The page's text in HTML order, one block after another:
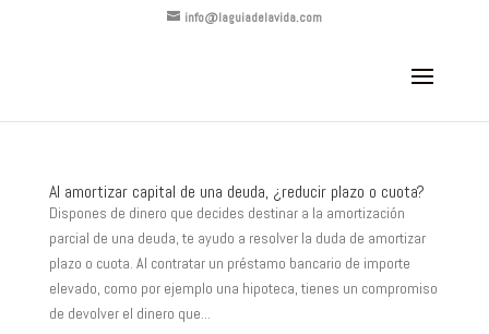
info@laguiadelavida.com
Al amortizar capital de una deuda, ¿reducir plazo o cuota?
Dispones de dinero que decides destinar a la amortización
parcial de una deuda, te ayudo a resolver la duda de amortizar
plazo o cuota. Al contratar un préstamo bancario de importe
elevado, como por ejemplo una hipoteca, tienes un compromiso
de devolver el dinero que...